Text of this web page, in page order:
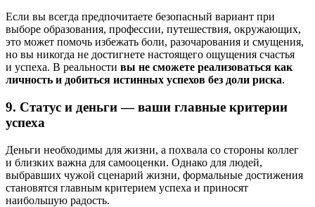
Если вы всегда предпочитаете безопасный вариант при
выборе образования, профессии, путешествия, окружающих,
это может помочь избежать боли, разочарования и смущения,
но вы никогда не достигнете настоящего ощущения счастья
и успеха. В реальности вы не сможете реализоваться как
личность и добиться истинных успехов без доли риска.
9. Статус и деньги — ваши главные критерии
успеха
Деньги необходимы для жизни, а похвала со стороны коллег
и близких важна для самооценки. Однако для людей,
выбравших чужой сценарий жизни, формальные достижения
становятся главным критерием успеха и приносят
наибольшую радость.